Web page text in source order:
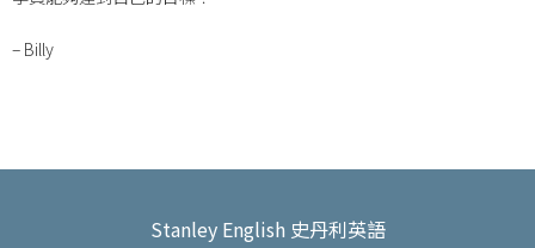
– Billy
Stanley English 史丹利英語